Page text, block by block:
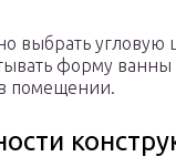
выбрать угловую
форму ванны
помещении.